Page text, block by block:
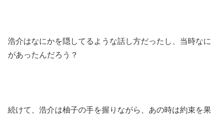
浩介はなにかを隠してるような話し方だったし、当時なに
があったんだろう？
続けて、浩介は柚子の手を握りながら、あの時は約束を果